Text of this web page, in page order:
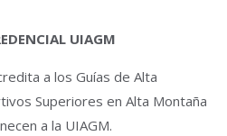
UIAGM
a los Guías de Alta
Superiores en Alta Montaña
a la UIAGM.